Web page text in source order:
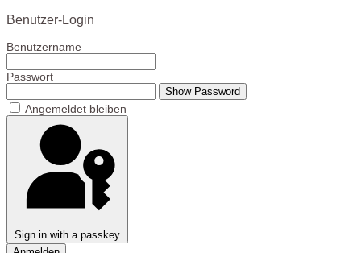
Benutzer-Login
Benutzername
Passwort
Show Password
Angemeldet bleiben
Sign in with a passkey